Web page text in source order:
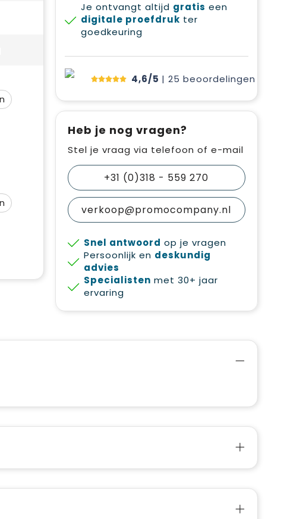
Je ontvangt altijd gratis een
digitale proefdruk ter
goedkeuring
4,6/5 | 25 beoordelingen
Heb je nog vragen?
Stel je vraag via telefoon of e-mail
+31 (0)318 - 559 270
verkoop@promocompany.nl
Snel antwoord op je vragen
Persoonlijk en deskundig
advies
Specialisten met 30+ jaar
ervaring